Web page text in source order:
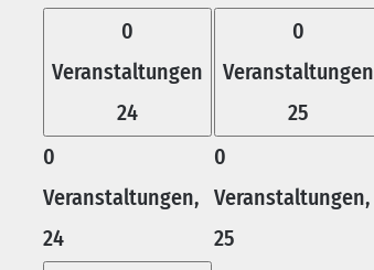
0
Veranstaltungen
24
0
Veranstaltungen,
24
0
Veranstaltungen
25
0
Veranstaltungen,
25